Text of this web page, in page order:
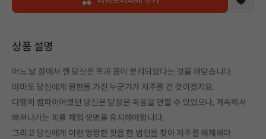
상품 설명
어느 날 잠에서 깬 당신은 목과 몸이 분리되었다는 것을 깨닫습니다.
아마도 당신에게 원한을 가진 누군가가 저주를 건 것이겠지요.
다행히 뱀파이어였던 당신은 당장은 죽음을 면할 수 있었으나, 계속해서
빠져나가는 피를 채워 생명을 유지해야합니다.
그리고 당신에게 이런 맹랑한 짓을 한 범인을 찾아 저주를 해제해야